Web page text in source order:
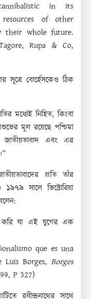
in its
of other
their whole future.
Rupa & Co,
সূত্রে বোর্হেসকেও ঠিক
মধ্যেই নিহিত, কিংবা
মূল রয়েছে পশ্চিমা
জাতীয়তাবাদ এবং এর
প্রতি তাঁর
সালে ভিক্টোরিয়া
করি যা এই যুগের এক
que es una
Luis Borges, Borges
P 327)
রবীন্দ্রনাথের সাথে